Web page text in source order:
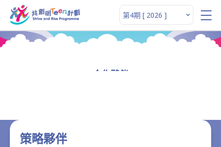
合作夥伴
策略夥伴